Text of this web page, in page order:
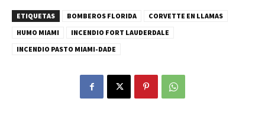
ETIQUETAS BOMBEROS FLORIDA
CORVETTE EN LLAMAS
HUMO MIAMI
INCENDIO FORT LAUDERDALE
INCENDIO PASTO MIAMI-DADE